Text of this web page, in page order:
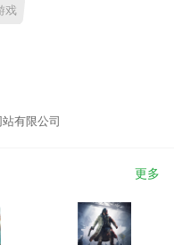
戏
有限公司
更多